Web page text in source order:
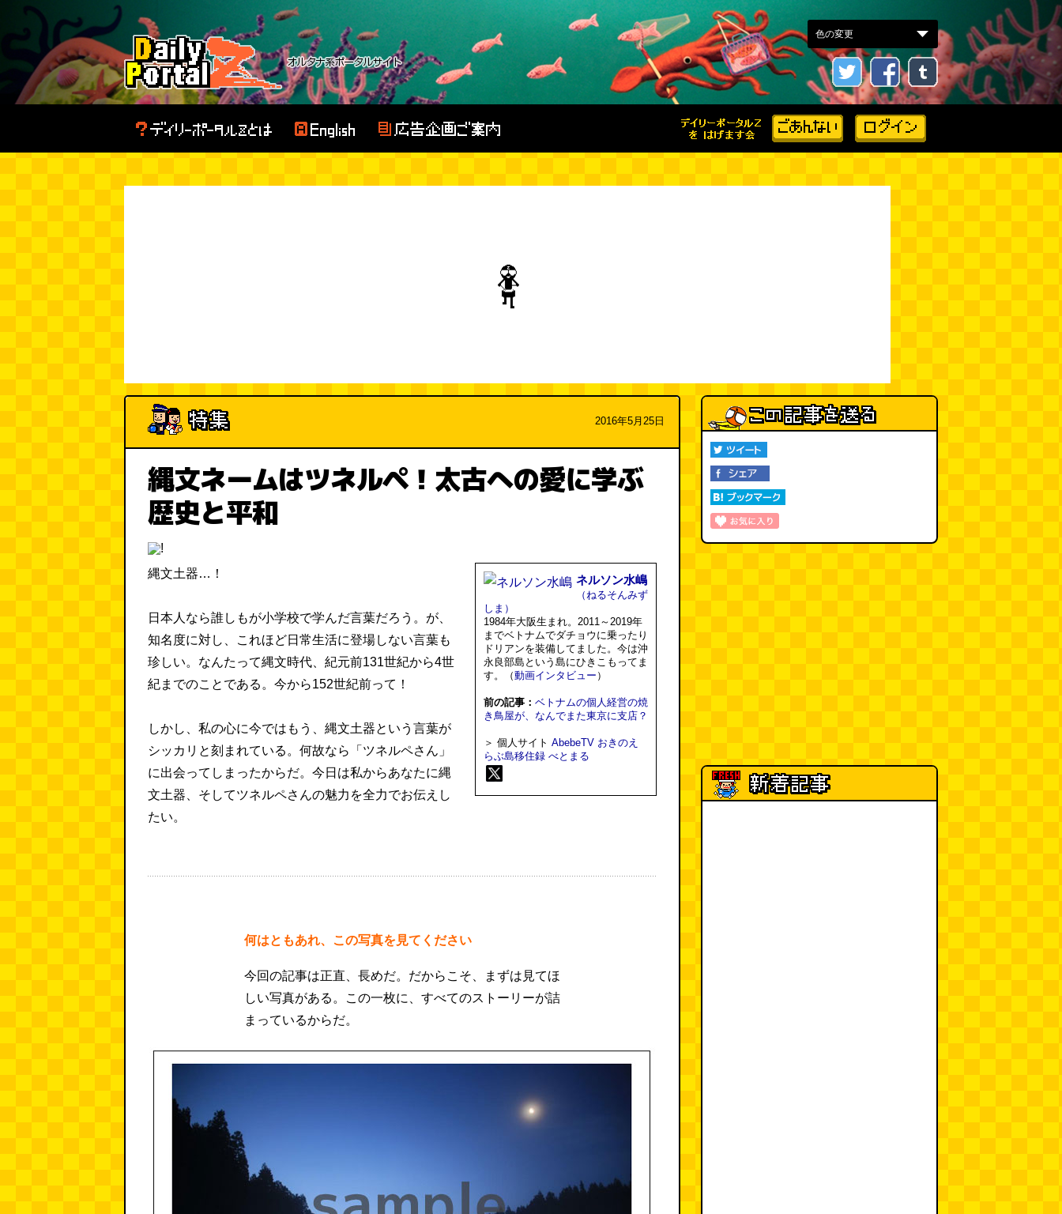
2016年5月25日
縄文ネームはツネルペ！太古への愛に学ぶ
歴史と平和
縄文土器…！
日本人なら誰しもが小学校で学んだ言葉だろう。が、
知名度に対し、これほど日常生活に登場しない言葉も
珍しい。なんたって縄文時代、紀元前131世紀から4世
紀までのことである。今から152世紀前って！
しかし、私の心に今ではもう、縄文土器という言葉が
シッカリと刻まれている。何故なら「ツネルペさん」
に出会ってしまったからだ。今日は私からあなたに縄
文土器、そしてツネルペさんの魅力を全力でお伝えし
たい。
ネルソン水嶋
（ねるそんみず
しま）
1984年大阪生まれ。2011～2019年
までベトナムでダチョウに乗ったり
ドリアンを装備してました。今は沖
永良部島という島にひきこもってま
す。（動画インタビュー ）
前の記事： ベトナムの個人経営の焼
き鳥屋が、なんでまた東京に支店？
＞ 個人サイト AbebeTV おきのえ
らぶ島移住録 べとまる
何はともあれ、この写真を見てください
今回の記事は正直、長めだ。だからこそ、まずは見てほ
しい写真がある。この一枚に、すべてのストーリーが詰
まっているからだ。